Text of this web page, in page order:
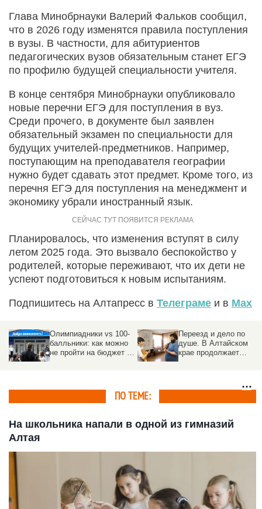
Глава Минобрнауки Валерий Фальков сообщил,
что в 2026 году изменятся правила поступления
в вузы. В частности, для абитуриентов
педагогических вузов обязательным станет ЕГЭ
по профилю будущей специальности учителя.
В конце сентября Минобрнауки опубликовало
новые перечни ЕГЭ для поступления в вуз.
Среди прочего, в документе был заявлен
обязательный экзамен по специальности для
будущих учителей-предметников. Например,
поступающим на преподавателя географии
нужно будет сдавать этот предмет. Кроме того, из
перечня ЕГЭ для поступления на менеджмент и
экономику убрали иностранный язык.
Планировалось, что изменения вступят в силу
летом 2025 года. Это вызвало беспокойство у
родителей, которые переживают, что их дети не
успеют подготовиться к новым испытаниям.
Подпишитесь на Алтапресс в Телеграме и в Max
Олимпиадники vs 100-
балльники: как можно
не пройти на бюджет в
Переезд и дело по
душе. В Алтайском
крае продолжает
ПО ТЕМЕ:
На школьника напали в одной из гимназий
Алтая